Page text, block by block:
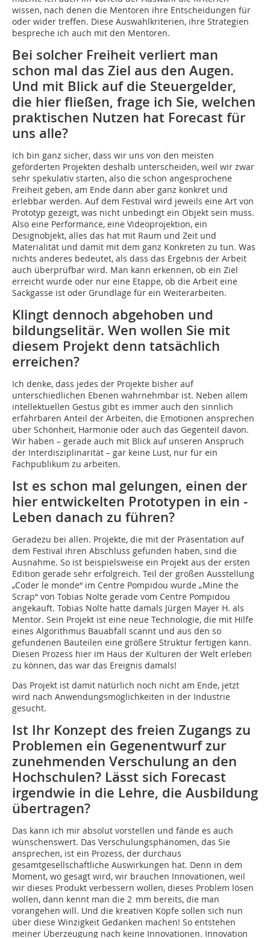
wissen, nach denen die Mentoren ihre Entscheidungen für
oder wider treffen. Diese Auswahlkriterien, ihre Strategien
bespreche ich auch mit den Mentoren.
Bei solcher Freiheit verliert man
schon mal das Ziel aus den Augen.
Und mit Blick auf die Steuergelder,
die hier fließen, frage ich Sie, welchen
praktischen Nutzen hat Forecast für
uns alle?
Ich bin ganz sicher, dass wir uns von den meisten
geförderten Projekten deshalb unterscheiden, weil wir zwar
sehr spekulativ starten, also die schon angesprochene
Freiheit geben, am Ende dann aber ganz konkret und
erlebbar werden. Auf dem Festival wird jeweils eine Art von
Prototyp gezeigt, was nicht unbedingt ein Objekt sein muss.
Also eine Performance, eine Videoprojektion, ein
Designobjekt, alles das hat mit Raum und Zeit und
Materialität und damit mit dem ganz Konkreten zu tun. Was
nichts anderes bedeutet, als dass das Ergebnis der Arbeit
auch überprüfbar wird. Man kann erkennen, ob ein Ziel
erreicht wurde oder nur eine Etappe, ob die Arbeit eine
Sackgasse ist oder Grundlage für ein Weiterarbeiten.
Klingt dennoch abgehoben und
bildungselitär. Wen wollen Sie mit
diesem Projekt denn tatsächlich
erreichen?
Ich denke, dass jedes der Projekte bisher auf
unterschiedlichen Ebenen wahrnehmbar ist. Neben allem
intellektuellen Gestus gibt es immer auch den sinnlich
erfahrbaren Anteil der Arbeiten, die Emotionen ansprechen
über Schönheit, Harmonie oder auch das Gegenteil davon.
Wir haben – gerade auch mit Blick auf unseren Anspruch
der Interdisziplinarität – gar keine Lust, nur für ein
Fachpublikum zu arbeiten.
Ist es schon mal gelungen, einen der
hier entwickelten Prototypen in ein ­
Leben danach zu führen?
Geradezu bei allen. Projekte, die mit der Präsentation auf
dem Festival ihren Abschluss gefunden haben, sind die
Ausnahme. So ist beispielsweise ein Projekt aus der ersten
Edition gerade sehr erfolgreich. Teil der großen Ausstellung
„Coder le monde“ im Centre Pompidou wurde „Mine the
Scrap“ von Tobias Nolte gerade vom Centre Pompidou
angekauft. Tobias Nolte hatte damals Jürgen Mayer H. als
Mentor. Sein Projekt ist eine neue Technologie, die mit Hilfe
eines Algorithmus Bauabfall scannt und aus den so
gefundenen Bauteilen eine größere Struktur fertigen kann.
Diesen Prozess hier im Haus der Kulturen der Welt erleben
zu können, das war das Ereignis damals!
Das Projekt ist damit natürlich noch nicht am Ende, jetzt
wird nach Anwendungsmöglichkeiten in der Industrie
gesucht.
Ist Ihr Konzept des freien Zugangs zu
Problemen ein Gegenentwurf zur
zunehmenden Verschulung an den
Hochschulen? Lässt sich Forecast
irgendwie in die Lehre, die Ausbildung
übertragen?
Das kann ich mir absolut vorstellen und fände es auch
wünschenswert. Das Verschulungsphänomen, das Sie
ansprechen, ist ein Prozess, der durchaus
gesamtgesellschaftliche Auswirkungen hat. Denn in dem
Moment, wo gesagt wird, wir brauchen Innovationen, weil
wir dieses Produkt verbessern wollen, dieses Problem lösen
wollen, dann kennt man die 2 mm bereits, die man
vorangehen will. Und die kreativen Köpfe sollen sich nun
über diese Winzigkeit Gedanken machen! So entstehen
meiner Überzeugung nach keine Innovationen. Innovation